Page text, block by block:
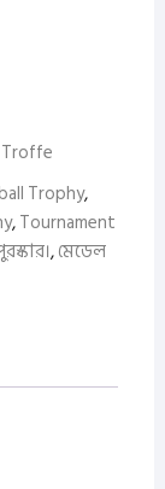
Troffe
Trophy,
,Tournament
,মেডেল